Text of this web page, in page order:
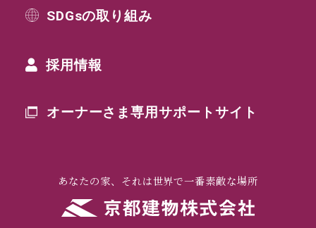
SDGsの取り組み
採用情報
オーナーさま専用サポートサイト
あなたの家、それは世界で一番素敵な場所